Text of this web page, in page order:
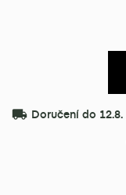
local_shipping Doručení do 12.8.